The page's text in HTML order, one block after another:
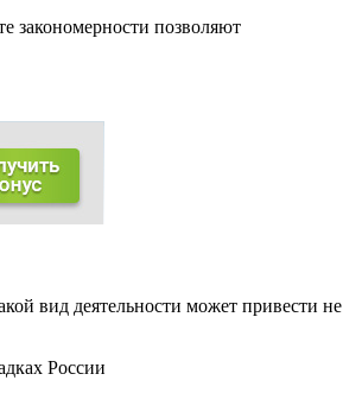
закономерности позволяют
вид деятельности может привести не
России